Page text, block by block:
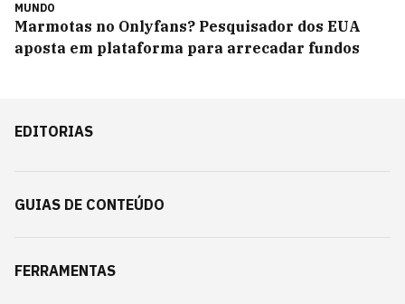
MUNDO
Marmotas no Onlyfans? Pesquisador dos EUA
aposta em plataforma para arrecadar fundos
EDITORIAS
GUIAS DE CONTEÚDO
FERRAMENTAS